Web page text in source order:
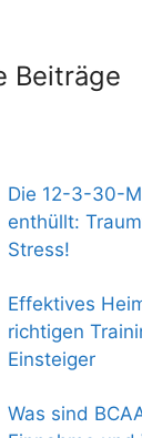
Beiträge
Die 12-3-30-
enthüllt:
Stress!
Effektives
richtigen
Einsteiger
Was sind